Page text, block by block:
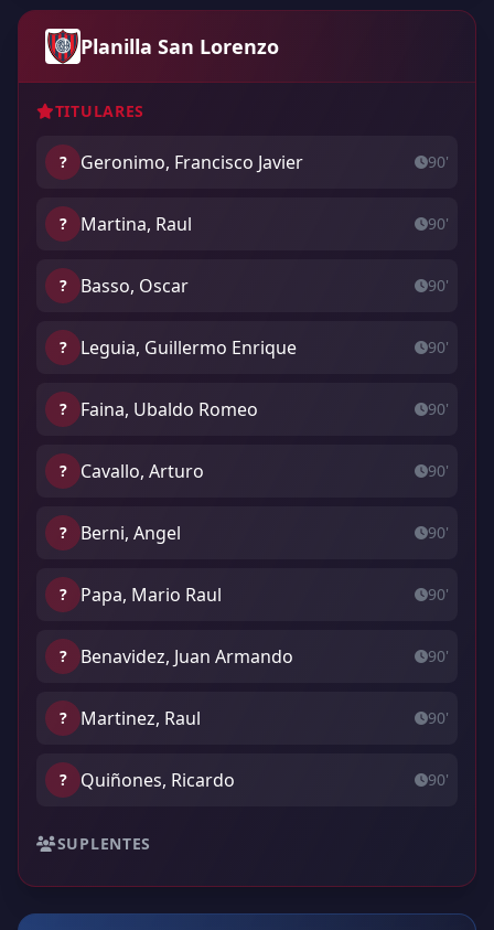
Planilla San Lorenzo
TITULARES
? Geronimo, Francisco Javier 90'
? Martina, Raul 90'
? Basso, Oscar 90'
? Leguia, Guillermo Enrique 90'
? Faina, Ubaldo Romeo 90'
? Cavallo, Arturo 90'
? Berni, Angel 90'
? Papa, Mario Raul 90'
? Benavidez, Juan Armando 90'
? Martinez, Raul 90'
? Quiñones, Ricardo 90'
SUPLENTES